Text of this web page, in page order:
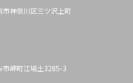
神奈川区三ツ沢上町
市岬町江場土3285-3